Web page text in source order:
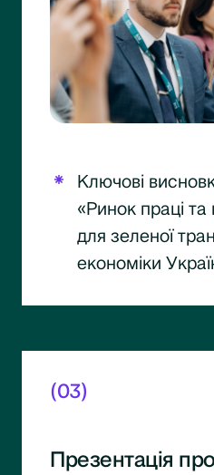
Ключові
«Ринок праці та
для зеленої
економіки
(03)
Презентація